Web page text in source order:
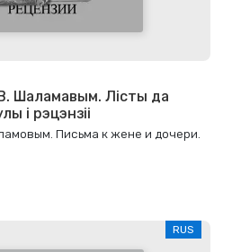
Шаламавым. Лісты да
і рэцэнзіі
Письма к жене и дочери.
RUS